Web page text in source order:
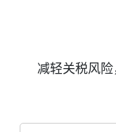
减轻关税风险